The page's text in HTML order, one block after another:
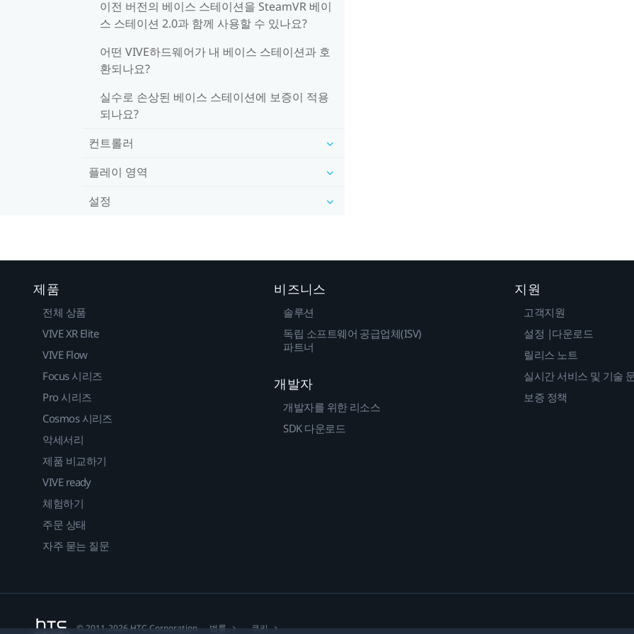
이전 버전의 베이스 스테이션을 SteamVR 베이
스 스테이션 2.0과 함께 사용할 수 있나요?
어떤 VIVE하드웨어가 내 베이스 스테이션과 호
환되나요?
실수로 손상된 베이스 스테이션에 보증이 적용
되나요?
컨트롤러
플레이 영역
설정
제품
전체 상품
VIVE XR Elite
VIVE Flow
Focus 시리즈
Pro 시리즈
Cosmos 시리즈
악세서리
제품 비교하기
VIVE ready
체험하기
주문 상태
자주 묻는 질문
비즈니스
솔루션
독립 소프트웨어 공급업체(ISV)
파트너
개발자
개발자를 위한 리소스
SDK 다운로드
지원
고객지원
설정 |다운로드
릴리스 노트
실시간 서비스 및 기술
보증 정책
© 2011-2026 HTC Corporation 법률 쿠키